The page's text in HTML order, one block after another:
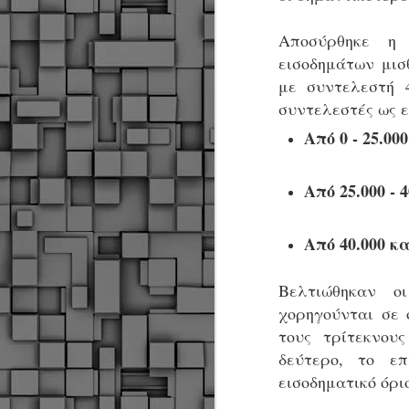
Αποσύρθηκε
εισοδημάτων
με συντελεστή
συντελεστές ως
Από 0 -
Από 25.000 -
Από 40.000
Βελτιώθηκαν
χορηγούνται σε
τους
δεύτερο, το
εισοδηματικό